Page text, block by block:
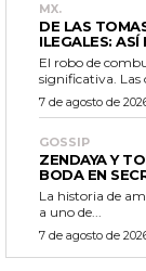
MX.
DE LAS
ILEGALES: ASÍ
El robo de
significativa. Las
7 de agosto de
GOSSIP
ZENDAYA Y
BODA EN
La historia de
a uno de...
7 de agosto de